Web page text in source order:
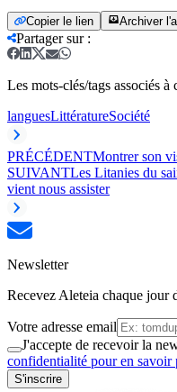
Copier le lien Archiver
Partager sur:
Les mots-clés/tags associés à
languesLittératureSociété
PRÉCÉDENTMontrer son
SUIVANTLes Litanies du
vient nous assister
Newsletter
Recevez Aleteia chaque jour
Votre adresse email
J'accepte de recevoir la
confidentialité pour en savoir
S'inscrire